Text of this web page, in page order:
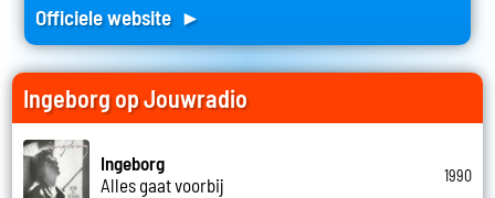
Officiele website ►
Ingeborg op Jouwradio
Ingeborg
Alles gaat voorbij
1990